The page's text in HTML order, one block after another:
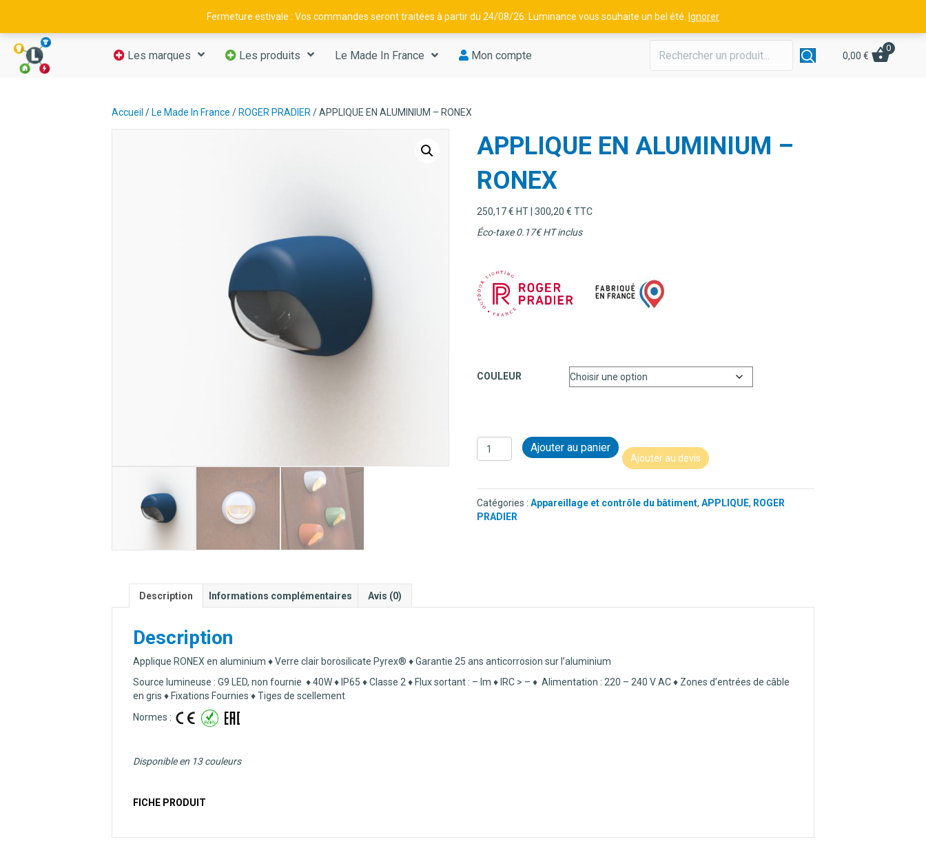
Fermeture estivale : Vos commandes seront traitées à partir du 24/08/26. Luminance vous souhaite un bel été. Ignorer
contact@luminance-fr.com
Les marques Les produits Le Made In France Mon compte 0,00 €
0
Accueil / Le Made In France / ROGER PRADIER / APPLIQUE EN ALUMINIUM – RONEX
APPLIQUE EN ALUMINIUM –
RONEX
250,17€ HT |300,20€ TTC
Éco-taxe 0.17€ HT inclus
COULEUR
quantité
de
ALUMINIUM
-
Ajouter au panier
Ajouter au devis
Catégories :Appareillage et contrôle du bâtiment,APPLIQUE, ROGER
PRADIER
Description Informations complémentaires Avis (0)
Description
Applique RONEX en aluminium ♦ Verre clair borosilicate Pyrex® ♦ Garantie 25 ans anticorrosion sur l’aluminium
Source lumineuse : G9 LED, non fournie ♦ 40W ♦ IP65 ♦ Classe 2 ♦ Flux sortant : – lm ♦ IRC > – ♦ Alimentation : 220 – 240 V AC ♦ Zones d’entrées de câble
en gris ♦ Fixations Fournies ♦ Tiges de scellement
Normes :
Disponible en 13 couleurs
FICHE PRODUIT